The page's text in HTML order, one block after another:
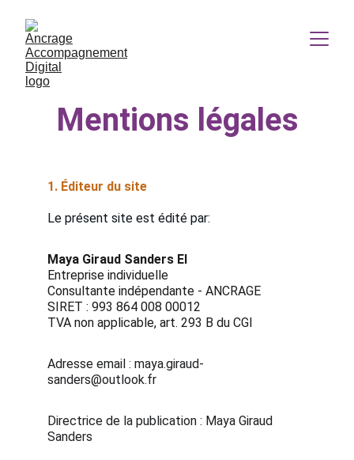
Mentions légales
1. Éditeur du site
Le présent site est édité par:
Maya Giraud Sanders EI
Entreprise individuelle
Consultante indépendante - ANCRAGE
SIRET : 993 864 008 00012
TVA non applicable, art. 293 B du CGI
Adresse email : maya.giraud-
sanders@outlook.fr
Directrice de la publication : Maya Giraud
Sanders